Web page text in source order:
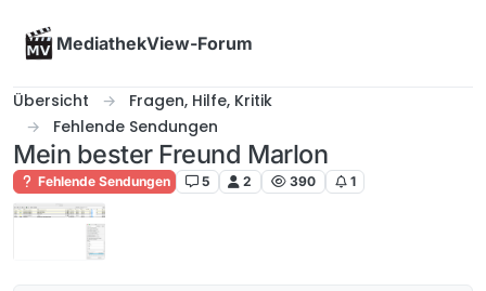
MediathekView-Forum
Übersicht
Fragen, Hilfe, Kritik
Fehlende Sendungen
Mein bester Freund Marlon
Fehlende Sendungen 5 2 390 1